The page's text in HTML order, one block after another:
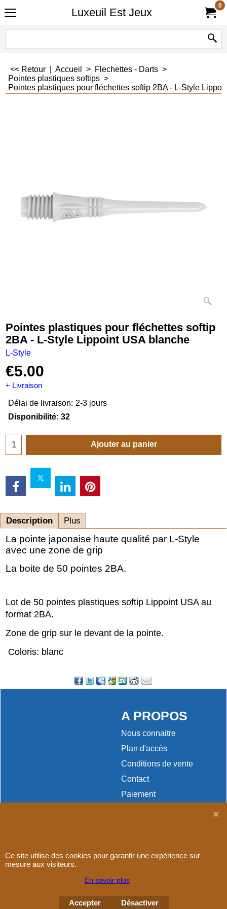
Luxeuil Est Jeux
0
<< Retour Accueil > Flechettes - Darts >
Pointes plastiques softips >
Pointes plastiques pour fléchettes softip 2BA - L-Style
Pointes plastiques pour fléchettes softip
2BA - L-Style Lippoint USA blanche
L-Style
€5.00
+ Livraison
Délai de livraison: 2-3 jours
Disponibilité: 32
Ajouter au panier
Description Plus
La pointe japonaise haute qualité par L-Style
avec une zone de grip
La boite de 50 pointes 2BA.
Lot de 50 pointes plastiques softip Lippoint USA au
format 2BA.
Zone de grip sur le devant de la pointe.
Coloris: blanc
A PROPOS
Nous connaitre
Plan d'accès
Conditions de vente
Contact
Paiement
Boutique en ligne créés
Ce site utilise des cookies pour garantir une expérience sur
mesure aux visiteurs.
En savoir plus
Accepter Désactiver